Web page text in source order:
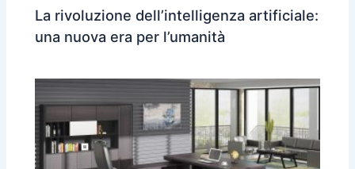
La rivoluzione dell’intelligenza artificiale:
una nuova era per l’umanità